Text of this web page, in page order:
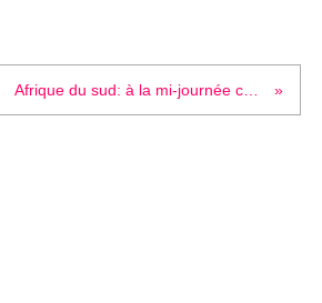
Afrique du sud: à la mi-journée ce jeudi, le...